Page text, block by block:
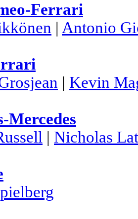
Ferrari
| Antonio
| Kevin
Mercedes
| Nicholas